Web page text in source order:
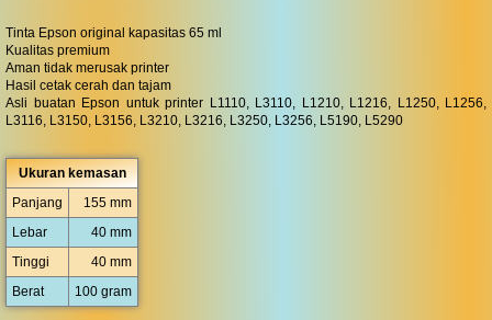
Tinta Epson original kapasitas 65 ml
Kualitas premium
Aman tidak merusak printer
Hasil cetak cerah dan tajam
Asli buatan Epson untuk printer L1110, L3110, L1210, L1216, L1250, L1256,
L3116, L3150, L3156, L3210, L3216, L3250, L3256, L5190, L5290
Ukuran kemasan
Panjang
155 mm
Lebar
40 mm
Tinggi
40 mm
Berat
100 gram